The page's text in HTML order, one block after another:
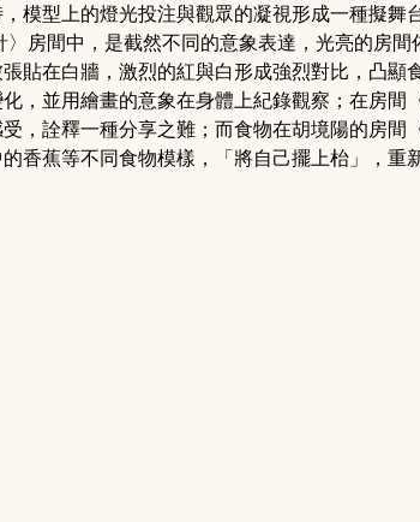
模型上的燈光投注與觀眾的凝視形成一種擬舞
〉房間中，是截然不同的意象表達，光亮的房
貼在白牆，激烈的紅與白形成強烈對比，凸顯
，並用繪畫的意象在身體上紀錄觀察；在房間
，詮釋一種分享之難；而食物在胡境陽的房間
香蕉等不同食物模樣，「將自己擺上枱」，重